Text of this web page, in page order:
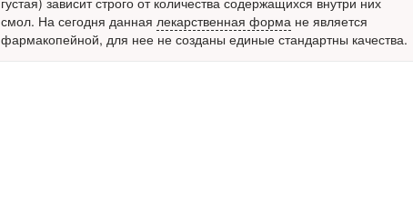
смол. На сегодня данная лекарственная форма не является
фармакопейной, для нее не созданы единые стандартны качества.